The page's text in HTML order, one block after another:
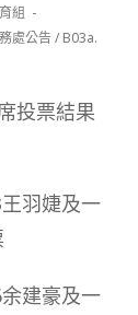
組
處公告/ B03a.
投票結果
羽婕及一
建豪及一